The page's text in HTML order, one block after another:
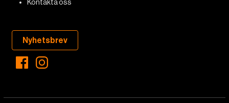
Kontakta oss
Nyhetsbrev